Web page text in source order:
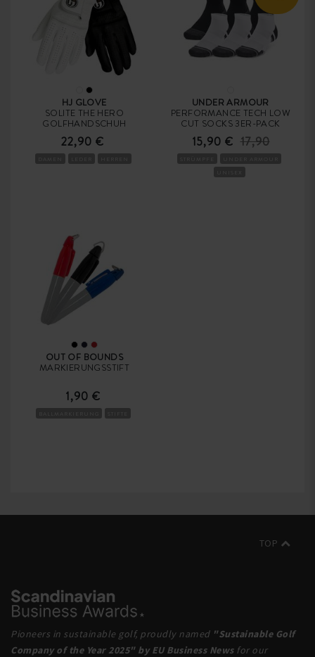
HJ GLOVE
SOLITE THE HERO
GOLFHANDSCHUH
22,90 €
UNDER ARMOUR
PERFORMANCE TECH LOW
CUT SOCKS 3ER-PACK
15,90 € 17,90
OUT OF BOUNDS
MARKIERUNGSSTIFT
1,90 €
Pioneers in sustainable golf, proudly named "Sustainable Golf
Company of the Year 2025" by EU Business Newsfor our
TOP